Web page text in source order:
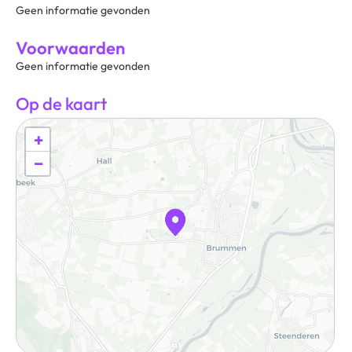
Geen informatie gevonden
Voorwaarden
Geen informatie gevonden
Op de kaart
+
−